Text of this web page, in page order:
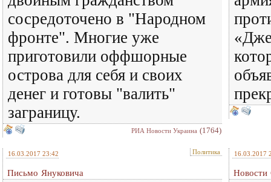
сосредоточено в "Народном
фронте". Многие уже
приготовили оффшорные
острова для себя и своих
денег и готовы "валить"
заграницу.
РИА Новости Украина (1764)
16.03.2017 23:42 Политика
Письмо Януковича
16.03.2017
Новости